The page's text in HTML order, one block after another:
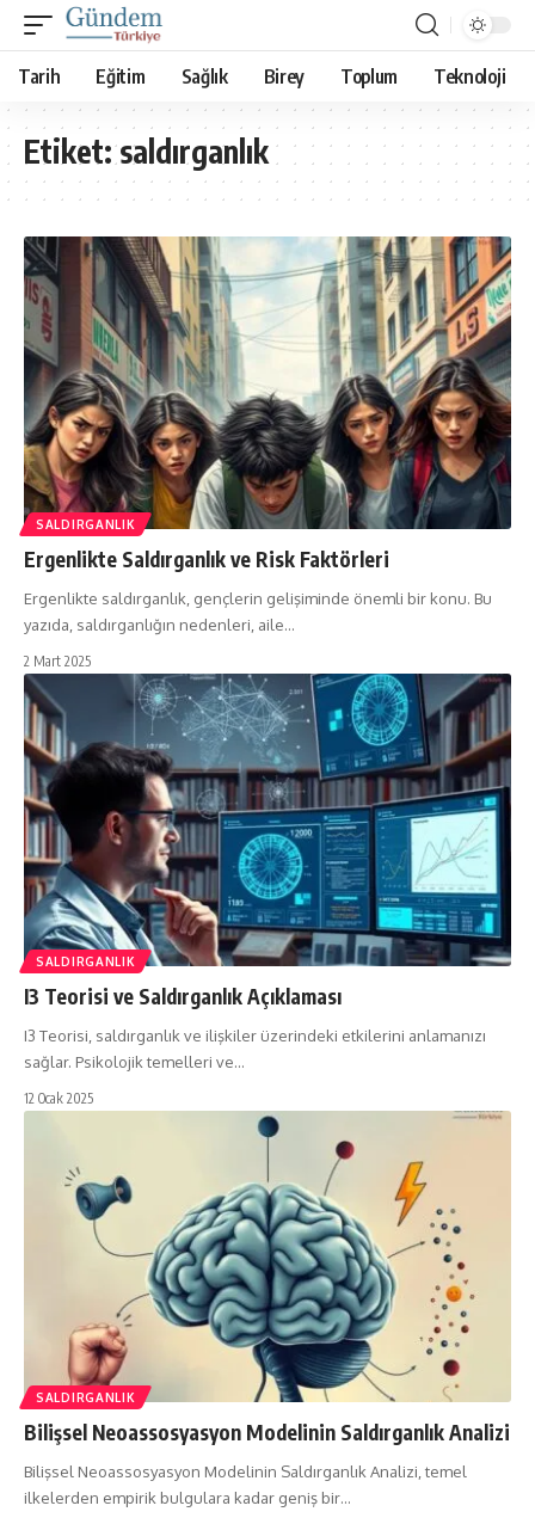
Tarih Eğitim Sağlık Birey Toplum Teknoloji
Etiket:saldırganlık
SALDIRGANLIK
Ergenlikte Saldırganlık ve Risk Faktörleri
Ergenlikte saldırganlık, gençlerin gelişiminde önemli bir konu. Bu
yazıda, saldırganlığın nedenleri, aile…
2 Mart 2025
SALDIRGANLIK
I3 Teorisi ve Saldırganlık Açıklaması
I3 Teorisi, saldırganlık ve ilişkiler üzerindeki etkilerini anlamanızı
sağlar. Psikolojik temelleri ve…
12 Ocak 2025
SALDIRGANLIK
Bilişsel Neoassosyasyon Modelinin Saldırganlık Analizi
Bilişsel Neoassosyasyon Modelinin Saldırganlık Analizi, temel
ilkelerden empirik bulgulara kadar geniş bir…